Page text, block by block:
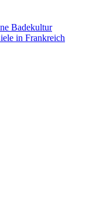
Badekultur
in Frankreich